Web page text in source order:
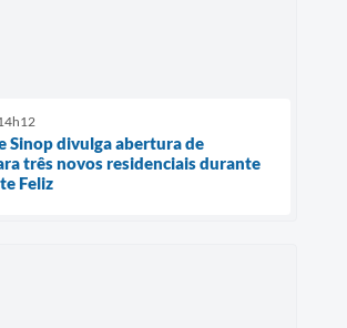
Sinop divulga abertura de
três novos residenciais durante
Feliz